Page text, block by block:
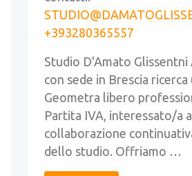
+393280365557
Studio D'Amato
con sede in Brescia ricerca
Geometra libero
Partita IVA, interessato/a
collaborazione
dello studio. Offriamo …